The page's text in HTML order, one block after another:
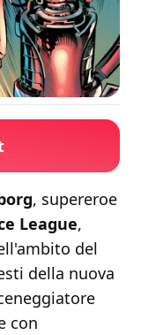
, supereroe
League,
del
della nuova
con